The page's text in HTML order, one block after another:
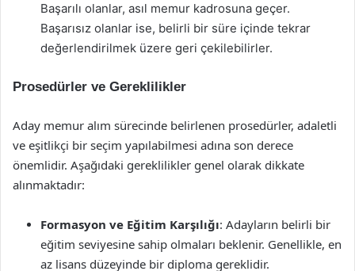
Başarılı olanlar, asıl memur kadrosuna geçer.
Başarısız olanlar ise, belirli bir süre içinde tekrar
değerlendirilmek üzere geri çekilebilirler.
Prosedürler ve Gereklilikler
Aday memur alım sürecinde belirlenen prosedürler, adaletli
ve eşitlikçi bir seçim yapılabilmesi adına son derece
önemlidir. Aşağıdaki gereklilikler genel olarak dikkate
alınmaktadır:
Formasyon ve Eğitim Karşılığı: Adayların belirli bir
eğitim seviyesine sahip olmaları beklenir. Genellikle, en
az lisans düzeyinde bir diploma gereklidir.